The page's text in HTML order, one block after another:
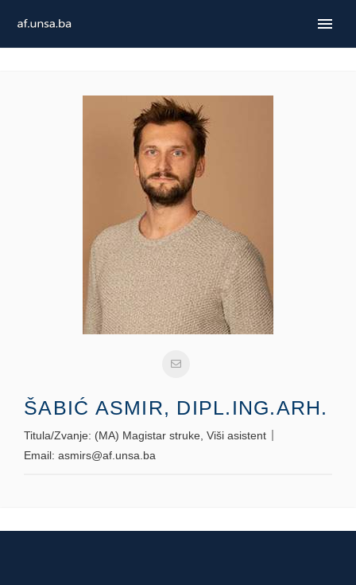
ENGLISH
ŠABIĆ ASMIR, DIPL.ING.ARH.
Titula/Zvanje: (MA) Magistar struke, Viši asistent
Email: asmirs@af.unsa.ba